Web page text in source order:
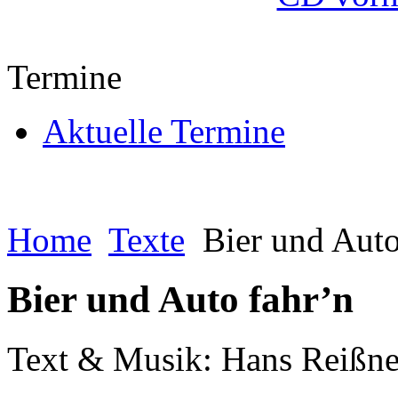
Termine
Aktuelle Termine
Home Texte Bier und
Bier und Auto fahr’n
Text & Musik: Hans